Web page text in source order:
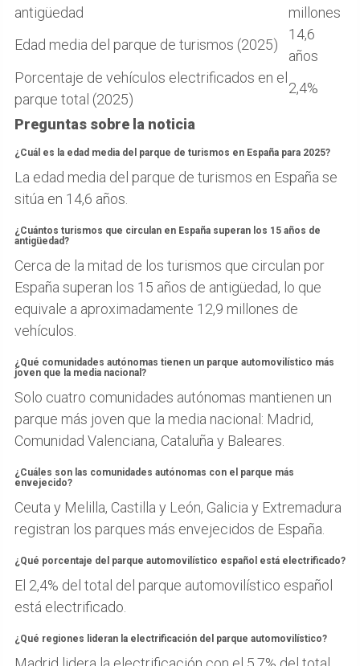
antigüedad
millones
Edad media del parque de turismos (2025)
14,6
años
Porcentaje de vehículos electrificados en el
parque total (2025)
2,4%
Preguntas sobre la noticia
¿Cuál es la edad media del parque de turismos en España para 2025?
La edad media del parque de turismos en España se
sitúa en 14,6 años.
¿Cuántos turismos que circulan en España superan los 15 años de
antigüedad?
Cerca de la mitad de los turismos que circulan por
España superan los 15 años de antigüedad, lo que
equivale a aproximadamente 12,9 millones de
vehículos.
¿Qué comunidades autónomas tienen un parque automovilístico más
joven que la media nacional?
Solo cuatro comunidades autónomas mantienen un
parque más joven que la media nacional: Madrid,
Comunidad Valenciana, Cataluña y Baleares.
¿Cuáles son las comunidades autónomas con el parque más
envejecido?
Ceuta y Melilla, Castilla y León, Galicia y Extremadura
registran los parques más envejecidos de España.
¿Qué porcentaje del parque automovilístico español está electrificado?
El 2,4% del total del parque automovilístico español
está electrificado.
¿Qué regiones lideran la electrificación del parque automovilístico?